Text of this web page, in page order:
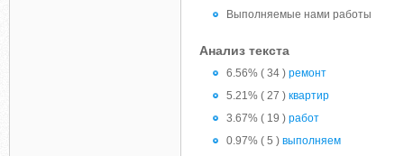
Выполняемые нами работы
Анализ текста
6.56% ( 34 ) ремонт
5.21% ( 27 ) квартир
3.67% ( 19 ) работ
0.97% ( 5 ) выполняем